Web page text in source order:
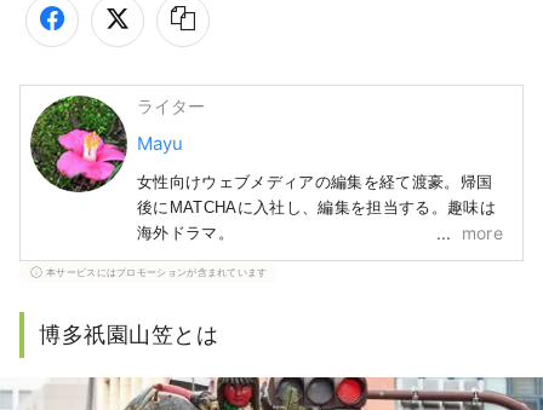
ライター
Mayu
女性向けウェブメディアの編集を経て渡豪。帰国
後にMATCHAに入社し、編集を担当する。趣味は
海外ドラマ。
more
本サービスにはプロモーションが含まれています
博多祇園山笠とは